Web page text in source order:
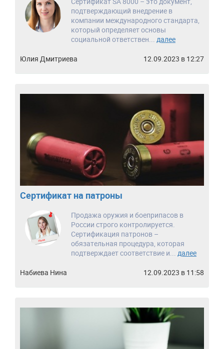
подтверждающий внедрение в
компании международного стандарта,
который определяет основы
социальной ответствен... далее
Юлия Дмитриева 12.09.2023 в 12:27
Сертификат на патроны
Продажа оружия и боеприпасов в
России строго контролируется.
Сертификация патронов –
обязательная процедура, которая
подтверждает соответствие и... далее
Набиева Нина 12.09.2023 в 11:58